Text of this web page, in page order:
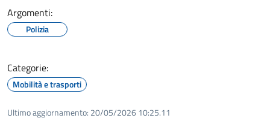
Argomenti:
Polizia
Categorie:
Mobilità e trasporti
Ultimo aggiornamento: 20/05/2026 10:25.11